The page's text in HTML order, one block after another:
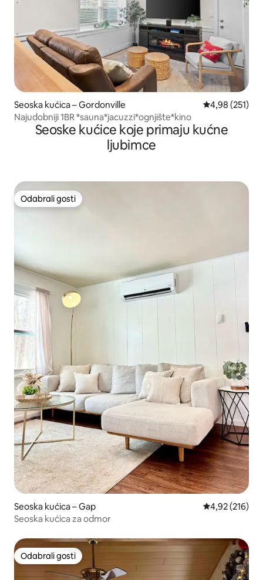
Seoska kućica – Gordonville Prosječna
4,98 (251)
Najudobniji 1BR *sauna*jacuzzi*ognjište*kino
Seoske kućice koje primaju kućne
ljubimce
Odabrali gosti
Odabrali gosti
Seoska kućica – Gap Prosječna
4,92 (216)
Seoska kućica za odmor
Odabrali gosti
Odabrali gosti